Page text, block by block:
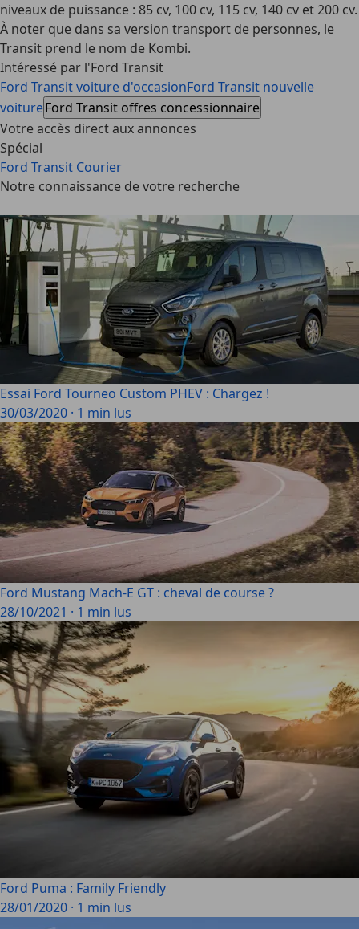
niveaux de puissance : 85 cv, 100 cv, 115 cv, 140 cv et 200 cv.
À noter que dans sa version transport de personnes, le
Transit prend le nom de Kombi.
Intéressé par l'Ford Transit
Ford Transit voiture d'occasionFord Transit nouvelle
voitureFord Transit offres concessionnaire
Votre accès direct aux annonces
Spécial
Ford Transit Courier
Notre connaissance de votre recherche
Essai Ford Tourneo Custom PHEV : Chargez !
30/03/2020 · 1 min lus
Ford Mustang Mach-E GT : cheval de course ?
28/10/2021 · 1 min lus
Ford Puma : Family Friendly
28/01/2020 · 1 min lus